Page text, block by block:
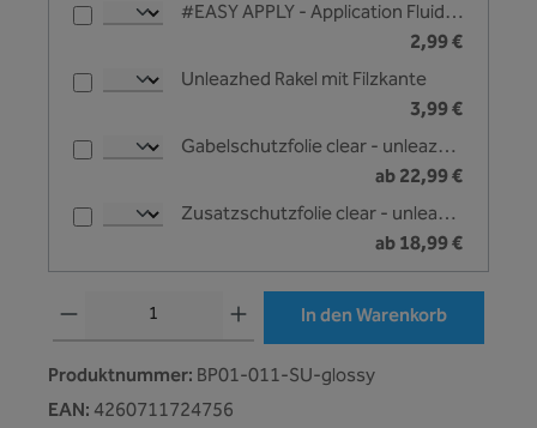
#EASY APPLY - Application Fluid zur Nassverklebung - 25 ml
2,99 €
Unleazhed Rakel mit Filzkante
3,99 €
Gabelschutzfolie clear - unleazhed
ab 22,99 €
Zusatzschutzfolie clear - unleazhed
ab 18,99 €
In den Warenkorb
Produktnummer: BP01-011-SU-glossy
EAN: 4260711724756